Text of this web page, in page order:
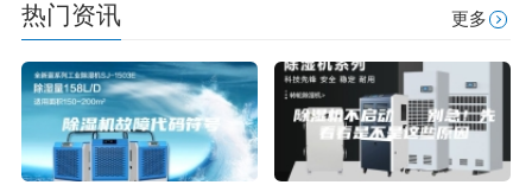
热门资讯 更多